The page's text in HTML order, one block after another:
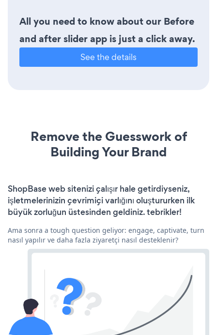
All you need to know about our Before
and after slider app is just a click away.
See the details
Remove the Guesswork of
Building Your Brand
ShopBase web sitenizi çalışır hale getirdiyseniz,
işletmelerinizin çevrimiçi varlığını oluştururken ilk
büyük zorluğun üstesinden geldiniz. tebrikler!
Ama sonra a tough question geliyor: engage, captivate, turn
nasıl yapılır ve daha fazla ziyaretçi nasıl desteklenir?